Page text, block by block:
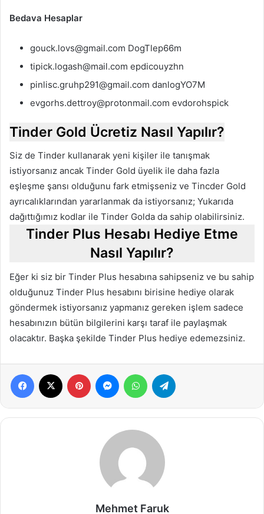
Bedava Hesaplar
gouck.lovs@gmail.com DogTlep66m
tipick.logash@mail.com epdicouyzhn
pinlisc.gruhp291@gmail.com danlogYO7M
evgorhs.dettroy@protonmail.com evdorohspick
Tinder Gold Ücretiz Nasıl Yapılır?
Siz de Tinder kullanarak yeni kişiler ile tanışmak
istiyorsanız ancak Tinder Gold üyelik ile daha fazla
eşleşme şansı olduğunu fark etmişseniz ve Tincder Gold
ayrıcalıklarından yararlanmak da istiyorsanız; Yukarıda
dağıttığımız kodlar ile Tinder Golda da sahip olabilirsiniz.
Tinder Plus Hesabı Hediye Etme
Nasıl Yapılır?
Eğer ki siz bir Tinder Plus hesabına sahipseniz ve bu sahip
olduğunuz Tinder Plus hesabını birisine hediye olarak
göndermek istiyorsanız yapmanız gereken işlem sadece
hesabınızın bütün bilgilerini karşı taraf ile paylaşmak
olacaktır. Başka şekilde Tinder Plus hediye edemezsiniz.
Facebook Pinterest MessengerWhatsApp
Mehmet Faruk